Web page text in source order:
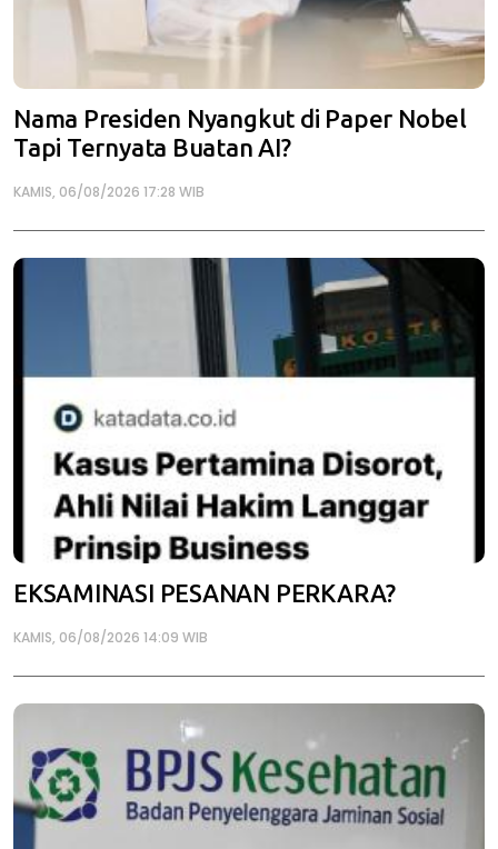
Nama Presiden Nyangkut di Paper Nobel
Tapi Ternyata Buatan AI?
KAMIS, 06/08/2026 17:28 WIB
EKSAMINASI PESANAN PERKARA?
KAMIS, 06/08/2026 14:09 WIB